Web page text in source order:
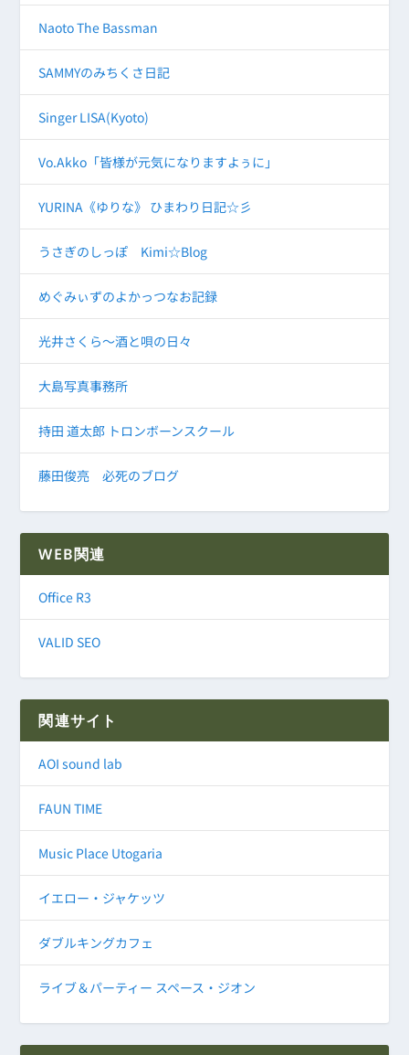
Naoto The Bassman
SAMMYのみちくさ日記
Singer LISA(Kyoto)
Vo.Akko「皆様が元気になりますよぅに」
YURINA《ゆりな》 ひまわり日記☆彡
うさぎのしっぽ Kimi☆Blog
めぐみぃずのよかっつなお記録
光井さくら～酒と唄の日々
大島写真事務所
持田 道太郎 トロンボーンスクール
藤田俊亮 必死のブログ
WEB関連
Office R3
VALID SEO
関連サイト
AOI sound lab
FAUN TIME
Music Place Utogaria
イエロー・ジャケッツ
ダブルキングカフェ
ライブ＆パーティー スペース・ジオン